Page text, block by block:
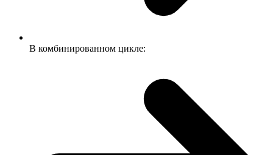
В комбинированном цикле: